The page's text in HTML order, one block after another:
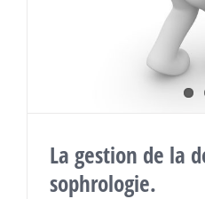
La gestion de la
sophrologie.